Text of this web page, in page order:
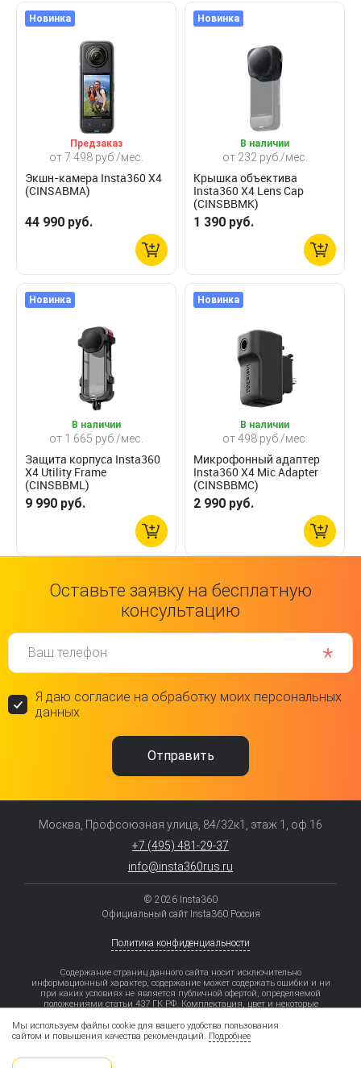
от 7 498 руб./мес.
Новинка
Предзаказ
Экшн-камера Insta360 X4
(CINSABMA)
44 990 руб.
от 232 руб./мес.
Новинка
В наличии
Крышка объектива
Insta360 X4 Lens Cap
(CINSBBMK)
1 390 руб.
от 1 665 руб./мес.
Новинка
В наличии
Защита корпуса Insta360
X4 Utility Frame
(CINSBBML)
9 990 руб.
от 498 руб./мес.
Новинка
В наличии
Микрофонный адаптер
Insta360 X4 Mic Adapter
(CINSBBMC)
2 990 руб.
Оставьте заявку на бесплатную
консультацию
Ваш телефон
Я даю согласие на обработку моих персональных
данных
© 2026 Insta360
Официальный сайт Insta360 Россия
Политика конфиденциальности
Москва, Профсоюзная улица, 84/32к1, этаж 1, оф.16
+7 (495) 481-29-37
info@insta360rus.ru
Содержание страниц данного сайта носит исключительно
информационный характер, содержание может содержать ошибки и ни
при каких условиях не является публичной офертой, определяемой
положениями статьи 437 ГК РФ. Комплектация, цвет и некоторые
Рассрочка – приобретение товара/услуги в кредит без увеличения затрат
на приобретение товара/услуги за счет предоставления Партнером Банка
(продавцом) скидки на товар/услугу.
Мы используем файлы cookie для вашего удобства пользования
сайтом и повышения качества рекомендаций. Подробнее